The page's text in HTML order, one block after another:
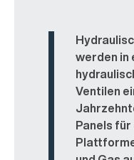
werden in
Ventilen
Panels